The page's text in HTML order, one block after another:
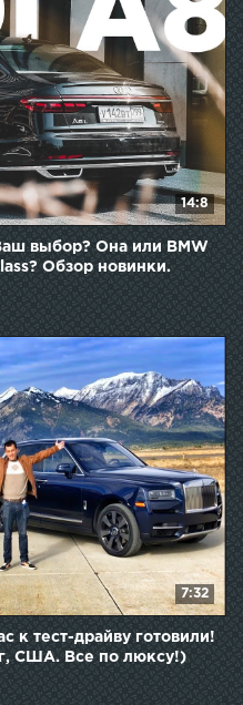
14:8
выбор? Она или BMW
Обзор новинки.
7:32
к тест-драйву готовили!
США. Все по люксу!)